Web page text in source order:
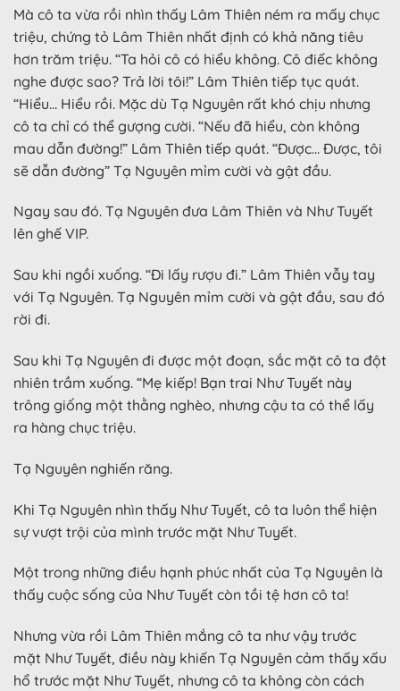
Mà cô ta vừa rồi nhìn thấy Lâm Thiên ném ra mấy chục
triệu, chứng tỏ Lâm Thiên nhất định có khả năng tiêu
hơn trăm triệu. “Ta hỏi cô có hiểu không. Cô điếc không
nghe được sao? Trả lời tôi!” Lâm Thiên tiếp tục quát.
“Hiểu… Hiểu rồi. Mặc dù Tạ Nguyên rất khó chịu nhưng
cô ta chỉ có thể gượng cười. “Nếu đã hiểu, còn không
mau dẫn đường!” Lâm Thiên tiếp quát. “Được… Được, tôi
sẽ dẫn đường” Tạ Nguyên mỉm cười và gật đầu.
Ngay sau đó. Tạ Nguyên đưa Lâm Thiên và Như Tuyết
lên ghế VIP.
Sau khi ngồi xuống. “Đi lấy rượu đi.” Lâm Thiên vẫy tay
với Tạ Nguyên. Tạ Nguyên mỉm cười và gật đầu, sau đó
rời đi.
Sau khi Tạ Nguyên đi được một đoạn, sắc mặt cô ta đột
nhiên trầm xuống. “Mẹ kiếp! Bạn trai Như Tuyết này
trông giống một thằng nghèo, nhưng cậu ta có thể lấy
ra hàng chục triệu.
Tạ Nguyên nghiến răng.
Khi Tạ Nguyên nhìn thấy Như Tuyết, cô ta luôn thể hiện
sự vượt trội của mình trước mặt Như Tuyết.
Một trong những điều hạnh phúc nhất của Tạ Nguyên là
thấy cuộc sống của Như Tuyết còn tồi tệ hơn cô ta!
Nhưng vừa rồi Lâm Thiên mắng cô ta như vậy trước
mặt Như Tuyết, điều này khiến Tạ Nguyên cảm thấy xấu
hổ trước mặt Như Tuyết, nhưng cô ta không còn cách